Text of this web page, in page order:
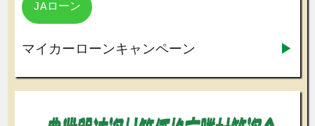
JAローン
マイカーローンキャンペーン